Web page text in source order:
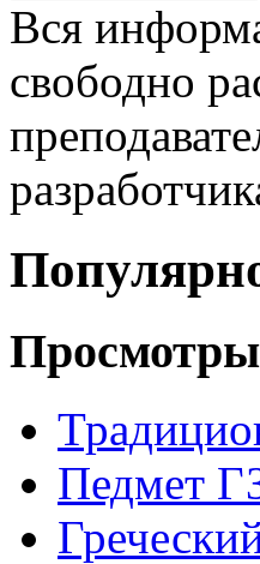
Вся
свободно
Просмотры
Педмет